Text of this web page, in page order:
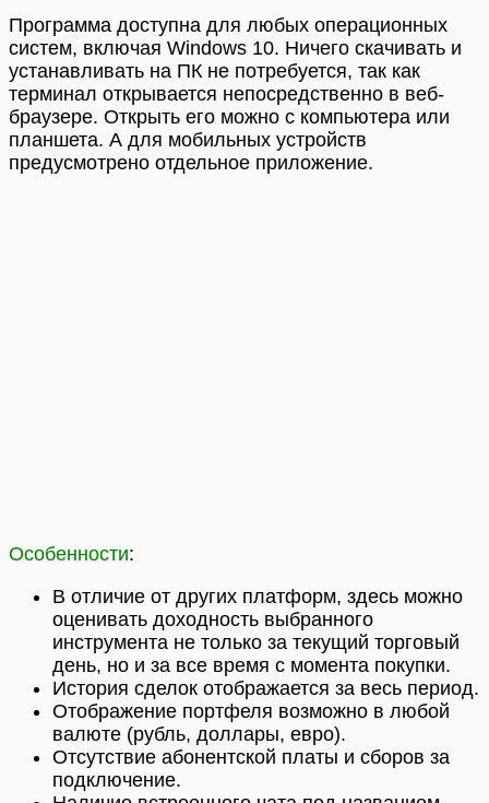
Программа доступна для любых операционных
систем, включая Windows 10. Ничего скачивать и
устанавливать на ПК не потребуется, так как
терминал открывается непосредственно в веб-
браузере. Открыть его можно с компьютера или
планшета. А для мобильных устройств
предусмотрено отдельное приложение.
Особенности:
В отличие от других платформ, здесь можно
оценивать доходность выбранного
инструмента не только за текущий торговый
день, но и за все время с момента покупки.
История сделок отображается за весь период.
Отображение портфеля возможно в любой
валюте (рубль, доллары, евро).
Отсутствие абонентской платы и сборов за
подключение.